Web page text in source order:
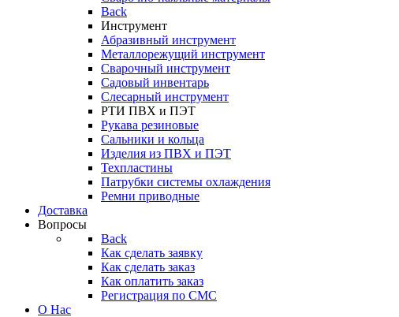
Back
Инструмент
Абразивный инструмент
Металлорежущий инструмент
Сварочный инструмент
Садовый инвентарь
Слесарный инструмент
РТИ ПВХ и ПЭТ
Рукава резиновые
Сальники и кольца
Изделия из ПВХ и ПЭТ
Техпластины
Патрубки системы охлаждения
Ремни приводные
Доставка
Вопросы
Back
Как сделать заявку
Как сделать заказ
Как оплатить заказ
Регистрация по СМС
О Нас